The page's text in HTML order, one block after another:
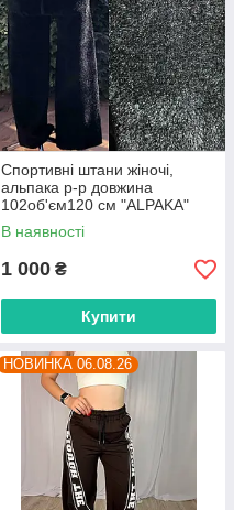
Спортивні штани жіночі,
альпака р-р довжина
102об'єм120 см "ALPAKA"
недорого від прямого
постачальника
В наявності
1 000 ₴
Купити
НОВИНКА 06.08.26